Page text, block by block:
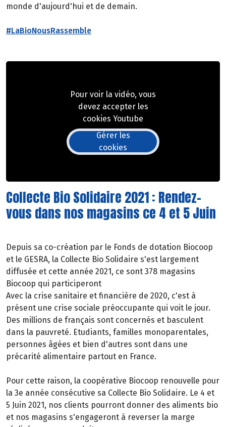
monde d'aujourd'hui et de demain.
#LaBioNousRassemble
Pour voir la vidéo, vous
devez accepter les
cookies Youtube
Gérer les
cookies
Collecte Bio Solidaire 2021 : Rendez-
vous dans nos magasins ce 4 et 5 Juin
Depuis sa co-création par le Fonds de dotation Biocoop
et le GESRA, la Collecte Bio Solidaire s'est largement
diffusée et cette année 2021, ce sont 378 magasins
Biocoop qui participeront
Avec la crise sanitaire et financière de 2020, c'est à
présent une crise sociale préoccupante qui voit le jour.
Des millions de français sont concernés et basculent
dans la pauvreté. Etudiants, familles monoparentales,
personnes âgées et bien d'autres sont dans une
précarité alimentaire partout en France.
Pour cette raison, la coopérative Biocoop renouvelle pour
la 3e année consécutive sa Collecte Bio Solidaire. Le 4 et
5 Juin 2021, nos clients pourront donner des aliments bio
et nos magasins s'engageront à reverser la marge